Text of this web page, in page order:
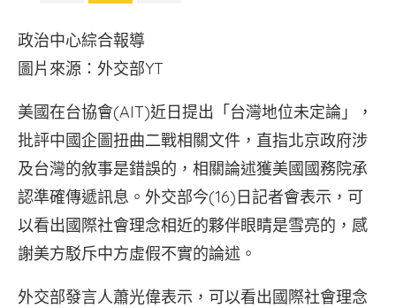
政治中心綜合報導
圖片來源：外交部YT
美國在台協會(AIT)近日提出「台灣地位未定論」，
批評中國企圖扭曲二戰相關文件，直指北京政府涉
及台灣的敘事是錯誤的，相關論述獲美國國務院承
認準確傳遞訊息。外交部今(16)日記者會表示，可
以看出國際社會理念相近的夥伴眼睛是雪亮的，感
謝美方駁斥中方虛假不實的論述。
外交部發言人蕭光偉表示，可以看出國際社會理念